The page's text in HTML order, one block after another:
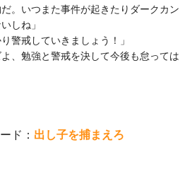
。いつまた事件が起きたりダークカン
しね」
警戒していきましょう！」
勉強と警戒を決して今後も怠っては
ド： 出し子を捕まえろ